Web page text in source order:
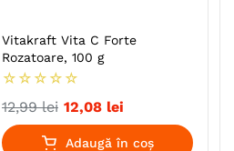
Vitakraft Vita C Forte
Rozatoare, 100 g
☆ ☆ ☆ ☆ ☆
12,99 lei 12,08 lei
Adaugă în coș